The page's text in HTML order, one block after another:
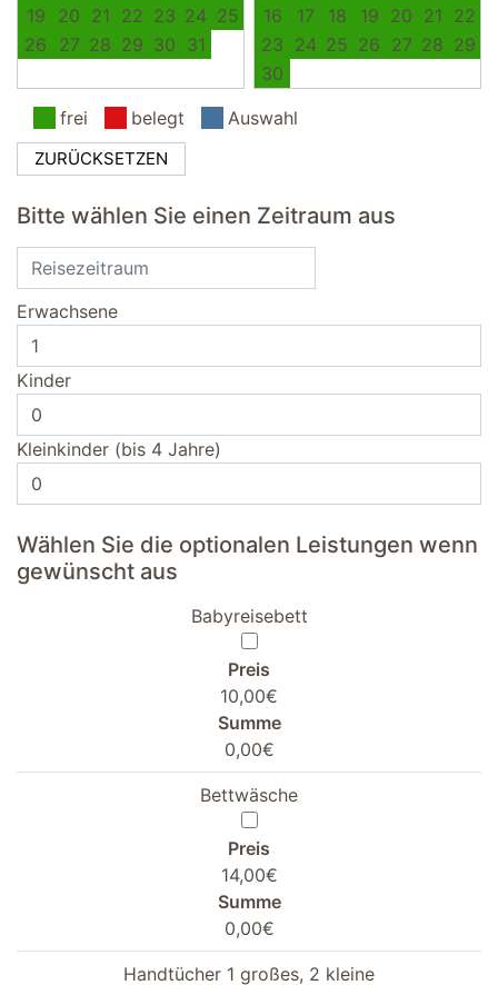
19
20 21 22 23 24 25
26
27 28 29 30 31
16
17 18 19 20 21
22
23 24 25 26 27 28 29
30
frei
belegt Auswahl
ZURÜCKSETZEN
Bitte wählen Sie einen Zeitraum aus
Erwachsene
Kinder
Kleinkinder (bis 4 Jahre)
Wählen Sie die optionalen Leistungen wenn
gewünscht aus
Babyreisebett
Preis
10,00€
Summe
0,00€
Bettwäsche
Preis
14,00€
Summe
0,00€
Handtücher 1 großes, 2 kleine